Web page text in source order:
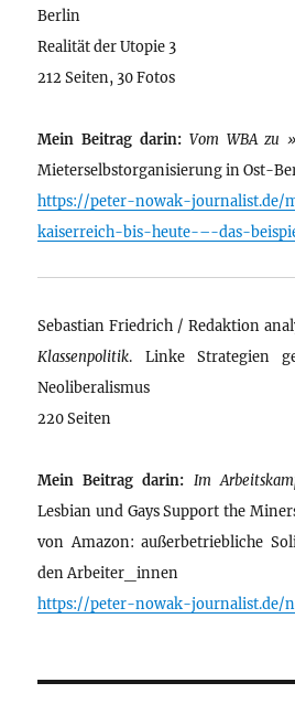
Berlin
Realität der Utopie 3
212 Seiten, 30 Fotos
Mein Beitrag darin: Vom WBA zu
Mieterselbstorganisierung in Ost-
https://peter-nowak-journalist.de/
kaiserreich-bis-heute-–-das-
Sebastian Friedrich / Redaktion
Klassenpolitik. Linke Strategien
Neoliberalismus
220 Seiten
Mein Beitrag darin: Im
Lesbian und Gays Support the
von Amazon: außerbetriebliche
den Arbeiter_innen
https://peter-nowak-journalist.de/